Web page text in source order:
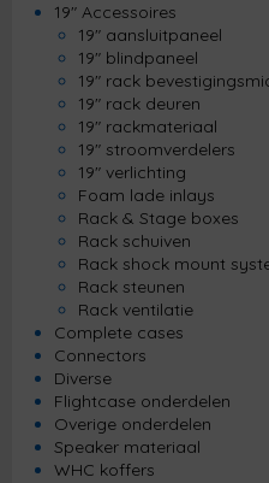
19" Accessoires
19" aansluitpaneel
19" blindpaneel
19" rack
19" rack deuren
19" rackmateriaal
19" stroomverdelers
19" verlichting
Foam lade inlays
Rack & Stage boxes
Rack schuiven
Rack shock mount
Rack steunen
Rack ventilatie
Complete cases
Connectors
Diverse
Flightcase onderdelen
Overige onderdelen
Speaker materiaal
WHC koffers